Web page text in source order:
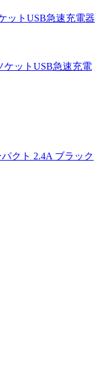
ットUSB急速充電器
ットUSB急速充電
クト 2.4A ブラック